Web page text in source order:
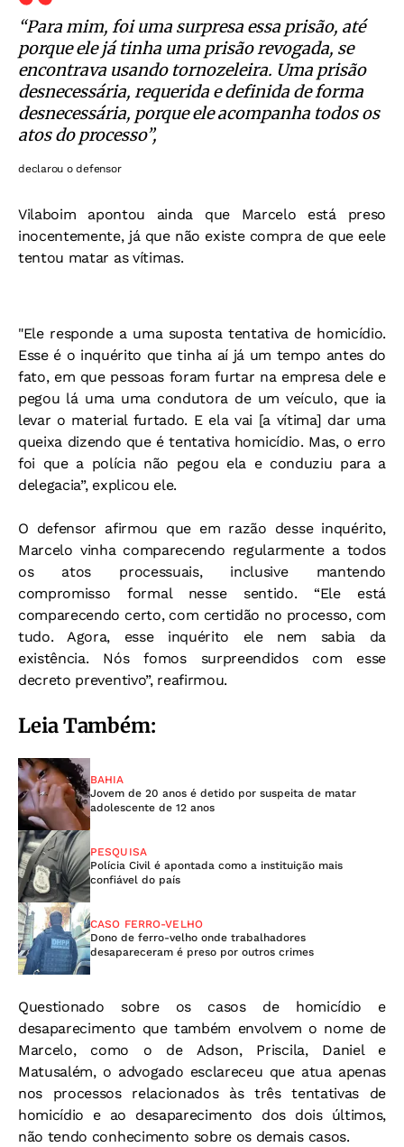
“Para mim, foi uma surpresa essa prisão, até
porque ele já tinha uma prisão revogada, se
encontrava usando tornozeleira. Uma prisão
desnecessária, requerida e definida de forma
desnecessária, porque ele acompanha todos os
atos do processo”,
declarou o defensor
Vilaboim apontou ainda que Marcelo está preso
inocentemente, já que não existe compra de que eele
tentou matar as vítimas.
"Ele responde a uma suposta tentativa de homicídio.
Esse é o inquérito que tinha aí já um tempo antes do
fato, em que pessoas foram furtar na empresa dele e
pegou lá uma uma condutora de um veículo, que ia
levar o material furtado. E ela vai [a vítima] dar uma
queixa dizendo que é tentativa homicídio. Mas, o erro
foi que a polícia não pegou ela e conduziu para a
delegacia”, explicou ele.
O defensor afirmou que em razão desse inquérito,
Marcelo vinha comparecendo regularmente a todos
os atos processuais, inclusive mantendo
compromisso formal nesse sentido. “Ele está
comparecendo certo, com certidão no processo, com
tudo. Agora, esse inquérito ele nem sabia da
existência. Nós fomos surpreendidos com esse
decreto preventivo”, reafirmou.
Leia Também:
BAHIA
Jovem de 20 anos é detido por suspeita de matar
adolescente de 12 anos
PESQUISA
Polícia Civil é apontada como a instituição mais
confiável do país
CASO FERRO-VELHO
Dono de ferro-velho onde trabalhadores
desapareceram é preso por outros crimes
Questionado sobre os casos de homicídio e
desaparecimento que também envolvem o nome de
Marcelo, como o de Adson, Priscila, Daniel e
Matusalém, o advogado esclareceu que atua apenas
nos processos relacionados às três tentativas de
homicídio e ao desaparecimento dos dois últimos,
não tendo conhecimento sobre os demais casos.